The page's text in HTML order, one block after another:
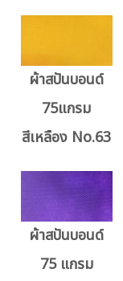
ผ้าสปันบอนด์
75แกรม
สีเหลือง No.63
ผ้าสปันบอนด์
75 แกรม